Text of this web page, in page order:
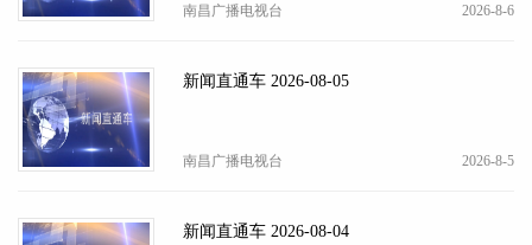
南昌广播电视台 2026-8-6
新闻直通车 2026-08-05
南昌广播电视台 2026-8-5
新闻直通车 2026-08-04